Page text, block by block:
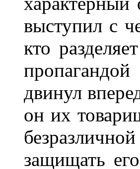
выступил с
кто
двинул
он их
защищать